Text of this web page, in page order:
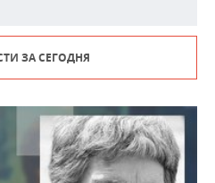
ЗА СЕГОДНЯ